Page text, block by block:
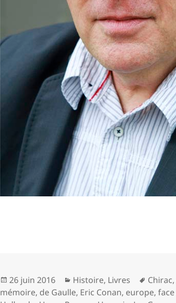
Publié
le
26 juin 2016 Catégories
Histoire, Livres
Mots-
clés
Chirac,
mémoire, de Gaulle, Eric Conan, europe,